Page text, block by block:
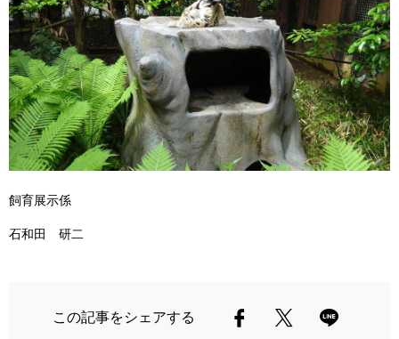
飼育展示係
石和田 研二
この記事をシェアする